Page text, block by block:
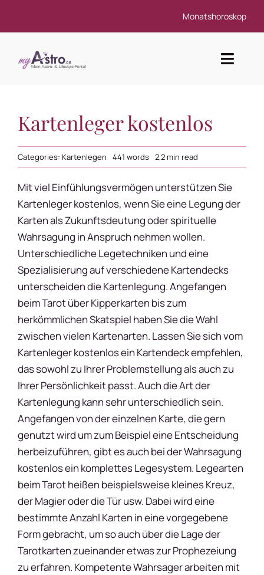
Monatshoroskop
Kartenlegen & Tarot
Esoterik
Kostenlose Horoskope
SMS Beratung
Kartenleger kostenlos
Categories: Kartenlegen 441 words 2,2 min read
Mit viel Einfühlungsvermögen unterstützen Sie
Kartenleger kostenlos, wenn Sie eine Legung der
Karten als Zukunftsdeutung oder spirituelle
Wahrsagung in Anspruch nehmen wollen.
Unterschiedliche Legetechniken und eine
Spezialisierung auf verschiedene Kartendecks
unterscheiden die Kartenlegung. Angefangen
beim Tarot über Kipperkarten bis zum
herkömmlichen Skatspiel haben Sie die Wahl
zwischen vielen Kartenarten. Lassen Sie sich vom
Kartenleger kostenlos ein Kartendeck empfehlen,
das sowohl zu Ihrer Problemstellung als auch zu
Ihrer Persönlichkeit passt. Auch die Art der
Kartenlegung kann sehr unterschiedlich sein.
Angefangen von der einzelnen Karte, die gern
genutzt wird um zum Beispiel eine Entscheidung
herbeizuführen, gibt es auch bei der Wahrsagung
kostenlos ein komplettes Legesystem. Legearten
beim Tarot heißen beispielsweise kleines Kreuz,
der Magier oder die Tür usw. Dabei wird eine
bestimmte Anzahl Karten in eine vorgegebene
Form gebracht, um so auch über die Lage der
Tarotkarten zueinander etwas zur Prophezeiung
zu erfahren. Kompetente Wahrsager arbeiten mit